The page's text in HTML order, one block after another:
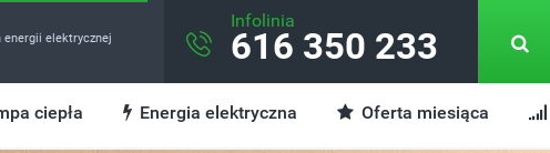
energii elektrycznej
Infolinia
616 350 233
ciepła Energia elektryczna Oferta miesiąca